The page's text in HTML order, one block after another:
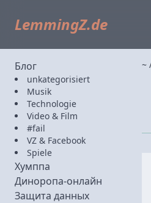
LemmingZ.de
Блог
unkategorisiert
Musik
Technologie
Video & Film
#fail
VZ & Facebook
Spiele
Хумппа
Диноропа-онлайн
Защита данных
~